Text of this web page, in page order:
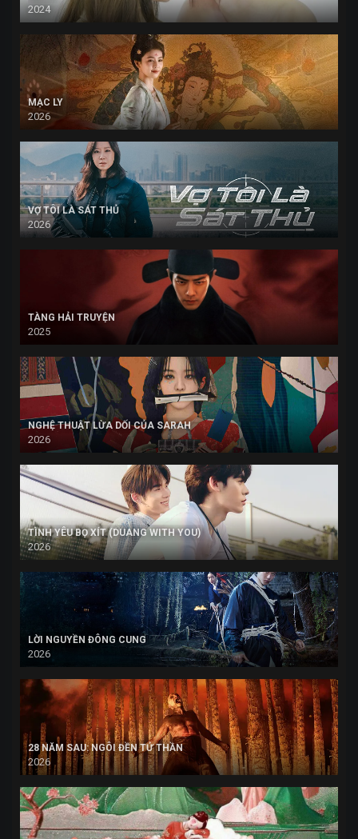
2024
MẠC LY
2026
VỢ TÔI LÀ SÁT THỦ
2026
TÀNG HẢI TRUYỆN
2025
NGHỆ THUẬT LỪA DỐI CỦA SARAH
2026
TÌNH YÊU BỌ XÍT (DUANG WITH YOU)
2026
LỜI NGUYỀN ĐÔNG CUNG
2026
28 NĂM SAU: NGÔI ĐỀN TỬ THẦN
2026